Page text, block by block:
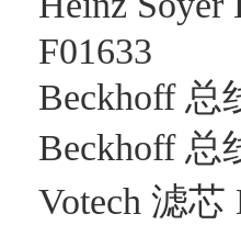
F01633
Beckhoff 总
Beckhoff 总
Votech 滤